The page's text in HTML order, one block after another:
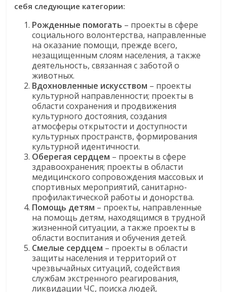
себя следующие категории:
Рожденные помогать – проекты в сфере
социального волонтерства, направленные
на оказание помощи, прежде всего,
незащищенным слоям населения, а также
деятельность, связанная с заботой о
животных.
Вдохновленные искусством – проекты
культурной направленности; проекты в
области сохранения и продвижения
культурного достояния, создания
атмосферы открытости и доступности
культурных пространств, формирования
культурной идентичности.
Оберегая сердцем – проекты в сфере
здравоохранения; проекты в области
медицинского сопровождения массовых и
спортивных мероприятий, санитарно-
профилактической работы и донорства.
Помощь детям – проекты, направленные
на помощь детям, находящимся в трудной
жизненной ситуации, а также проекты в
области воспитания и обучения детей.
Смелые сердцем – проекты в области
защиты населения и территорий от
чрезвычайных ситуаций, содействия
службам экстренного реагирования,
ликвидации ЧС, поиска людей,